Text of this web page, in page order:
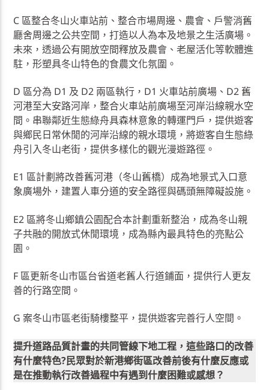
C 區整合冬山火車站前、整合市場周邊、農會、戶警消舊
廳舍周邊之公共空間，打造以人為本及地景之生活廣場。
未來，透過公有開放空間釋放及農會、老屋活化等軟體進
駐，形塑具冬山特色的食農文化氛圍。
D 區分為 D1 及 D2 兩區執行，D1 火車站前廣場、D2 舊
河港至大安路河岸，整合火車站前廣場至河岸沿線親水空
間。串聯鄰近生態綠舟具森林意象的轉運門戶，提供遊客
與鄉民日常休閒的河岸沿線的親水環境，將遊客自生態綠
舟引入冬山老街，提供多樣化的觀光漫遊路徑。
E1 區計劃將改善舊河港（冬山舊橋）成為地景式入口意
象廣場外，建置人車分道的安全路徑與碼頭無障礙設施。
E2 區將冬山鄉鎮公園配合本計劃重新整治，成為冬山親
子共融的開放式休閒環境，成為縣內最具特色的亮點公
園。
F 區更新冬山市區台省道老舊人行道鋪面，提供行人更友
善的行路空間。
G 案冬山市區老街騎樓整平，提供遊客完善行人空間。
提升道路品質計畫的共同管線下地工程，這些路口的改善
有什麼特色?民眾對於新港鄉街區改善前後有什麼反應或
是在推動執行改善過程中有遇到什麼困難或感想？